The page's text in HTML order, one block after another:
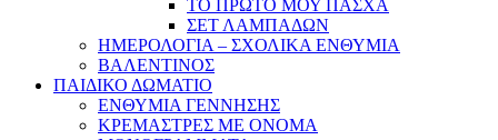
ΤΟ ΠΡΩΤΟ ΜΟΥ ΠΑΣΧΑ
ΣΕΤ ΛΑΜΠΑΔΩΝ
ΗΜΕΡΟΛΟΓΙΑ – ΣΧΟΛΙΚΑ ΕΝΘΥΜΙΑ
ΒΑΛΕΝΤΙΝΟΣ
ΠΑΙΔΙΚΟ ΔΩΜΑΤΙΟ
ΕΝΘΥΜΙΑ ΓΕΝΝΗΣΗΣ
ΚΡΕΜΑΣΤΡΕΣ ΜΕ ΟΝΟΜΑ